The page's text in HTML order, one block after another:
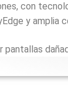
con
y amplia
pantallas